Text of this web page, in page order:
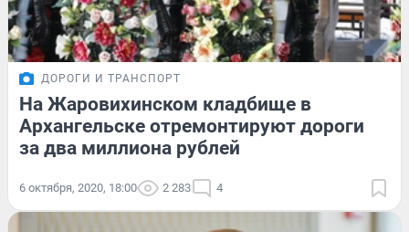
ДОРОГИ И ТРАНСПОРТ
На Жаровихинском кладбище в
Архангельске отремонтируют дороги
за два миллиона рублей
6 октября, 2020, 18:00 2 283 4